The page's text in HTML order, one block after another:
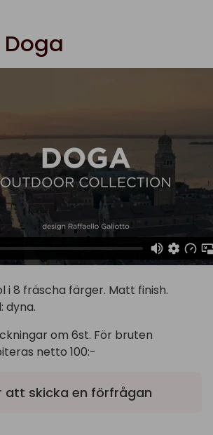
i 8 fräscha färger. Matt finish.
dyna.
om 6st. För bruten
netto 100:-
att skicka en förfrågan